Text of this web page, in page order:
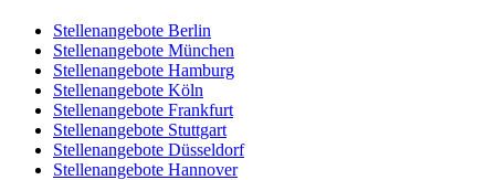
Stellenangebote Berlin
Stellenangebote München
Stellenangebote Hamburg
Stellenangebote Köln
Stellenangebote Frankfurt
Stellenangebote Stuttgart
Stellenangebote Düsseldorf
Stellenangebote Hannover